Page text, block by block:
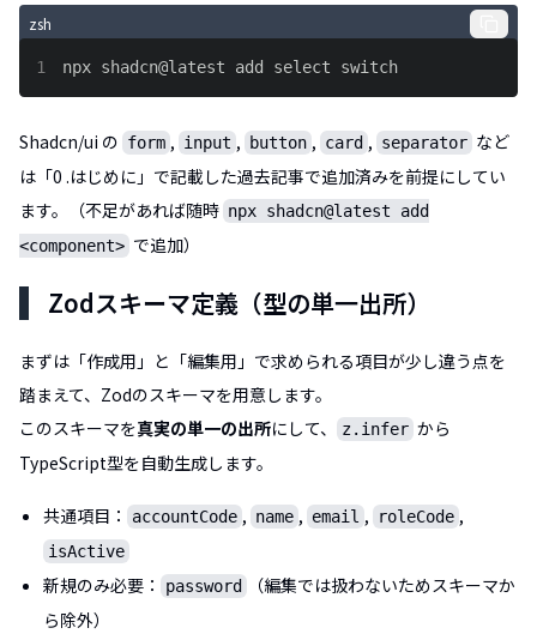
zsh
1 npx shadcn@latest add select switch
Shadcn/ui の form , input , button , card , separator など
は「0 .はじめに」で記載した過去記事で追加済みを前提にしてい
ます。（不足があれば随時 npx shadcn@latest add
<component> で追加）
Zodスキーマ定義（型の単一出所）
まずは「作成用」と「編集用」で求められる項目が少し違う点を
踏まえて、Zodのスキーマを用意します。
このスキーマを真実の単一の出所にして、 z.infer から
TypeScript型を自動生成します。
共通項目： accountCode , name , email , roleCode ,
isActive
新規のみ必要： password
（編集では扱わないためスキーマか
ら除外）